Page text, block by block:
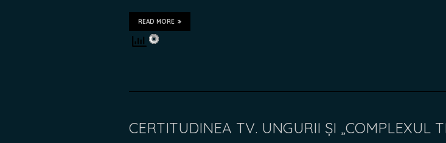
READ MORE
CERTITUDINEA TV. UNGURII ȘI „COMPLEXUL